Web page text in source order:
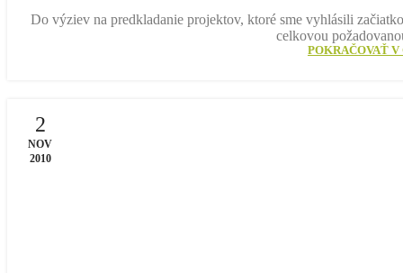
Do výziev na predkladanie projektov, ktoré sme vyhlásili
celkovou
POKRAČOVAŤ
2
NOV
2010